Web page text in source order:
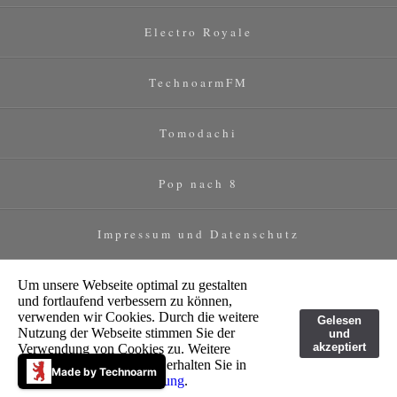
Electro Royale
TechnoarmFM
Tomodachi
Pop nach 8
Impressum und Datenschutz
Um unsere Webseite optimal zu gestalten
und fortlaufend verbessern zu können,
verwenden wir Cookies. Durch die weitere
Nutzung der Webseite stimmen Sie der
Verwendung von Cookies zu. Weitere
Informationen zu Cookies erhalten Sie in
unsererDatenschutzerklärung.
Gelesen
und
akzeptiert
Made by Technoarm